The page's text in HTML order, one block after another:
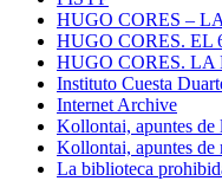
HUGO CORES –
HUGO CORES. EL
HUGO CORES.
Instituto Cuesta
Internet Archive
Kollontai, apuntes de
Kollontai, apuntes de
La biblioteca